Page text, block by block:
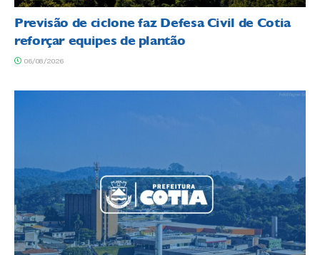
Previsão de ciclone faz Defesa Civil de Cotia
reforçar equipes de plantão
06/08/2026